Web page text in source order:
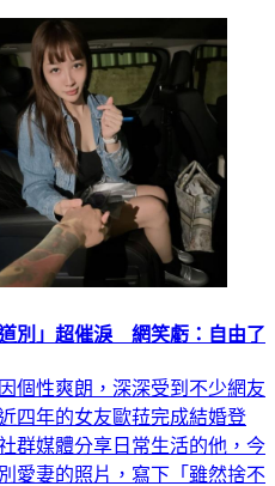
別」超催淚 網笑虧：自由了
個性爽朗，深深受到不少網友
四年的女友歐菈完成結婚登
群媒體分享日常生活的他，今
愛妻的照片，寫下「雖然捨不